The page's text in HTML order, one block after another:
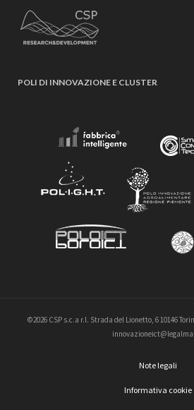
POLI DI INNOVAZIONE E CLUSTER
©2026 CSP s.c.a r.l. Strada del Lionetto, 6 10146
Note legali
Informativa cookie